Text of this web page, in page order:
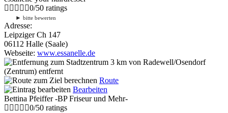
0/50 ratings
► bitte bewerten
Adresse:
Leipziger Ch 147
06112 Halle (Saale)
Webseite: www.essanelle.de
3 km von Radewell/Osendorf
(Zentrum) entfernt
Route
Bearbeiten
Bettina Pfeiffer -BP Friseur und Mehr-
0/50 ratings